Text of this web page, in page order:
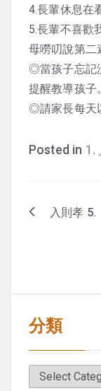
4.長輩休息在
5.長輩不喜歡
母嘮叨說第二
◎當孩子忘記
提醒教導孩子。
◎請家長每天
Posted in 1.
Post入則孝 5.
分類
分